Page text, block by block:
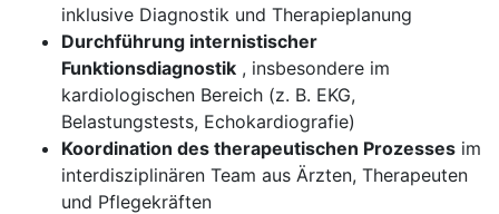
inklusive Diagnostik und Therapieplanung
Durchführung internistischer
Funktionsdiagnostik , insbesondere im
kardiologischen Bereich (z. B. EKG,
Belastungstests, Echokardiografie)
Koordination des therapeutischen Prozesses im
interdisziplinären Team aus Ärzten, Therapeuten
und Pflegekräften